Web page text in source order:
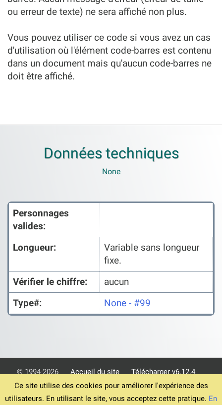
ou erreur de texte) ne sera affiché non plus.
Vous pouvez utiliser ce code si vous avez un cas
d'utilisation où l'élément code-barres est contenu
dans un document mais qu'aucun code-barres ne
doit être affiché.
Données techniques
None
Personnages
valides:
Longueur:
Variable sans longueur
fixe.
Vérifier le chiffre:
aucun
Type#:
None - #99
© 1994-2026 Accueil du site Télécharger v6.12.4
Conditions générales Confidentialité Mentions légales
Ce site utilise des cookies pour améliorer l'expérience des
utilisateurs. En utilisant le site, vous acceptez cette pratique. En